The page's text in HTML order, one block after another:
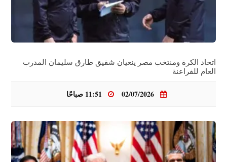
اتحاد الكرة ومنتخب مصر ينعيان شقيق طارق سليمان المدرب
العام للفراعنة